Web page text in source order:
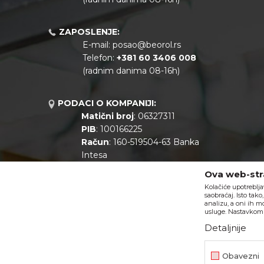
ZAPOSLENJE:
E-mail: posao@beorol.rs
Telefon: +381 60 3406 008
(radnim danima 08-16h)
PODACI O KOMPANIJI:
Matični broj: 06327311
PIB: 100166225
Račun: 160-519504-63 Banka
Intesa
Nastojimo da budemo što precizniji u opisu proizvoda,
Ova web-
Kolačiće
saobraćaj. Isto
analizu, a oni ih
usluge.
Detaljnije
Obavezni